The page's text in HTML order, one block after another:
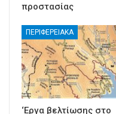
προστασίας
ΠΕΡΙΦΕΡΕΙΑΚΑ
‘Εργα βελτίωσης στο